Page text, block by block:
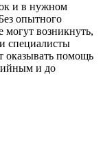
и в нужном
опытного
возникнуть,
специалисты
оказывать помощь
и до